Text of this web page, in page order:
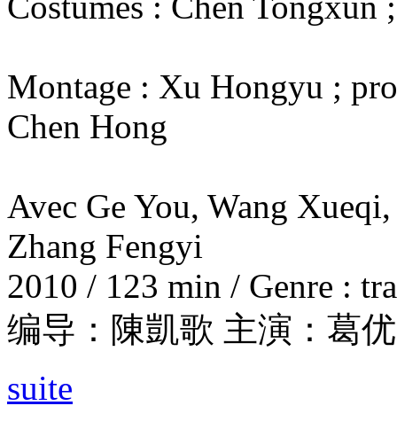
Montage : Xu Hongyu ;
Chen Hong
Avec Ge You, Wang
Zhang Fengyi
2010 / 123 min / Genre :
编导：陳凱歌 主演：葛
suite